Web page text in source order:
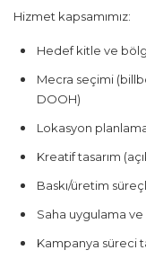
Hizmet kapsamımız:
Hedef kitle ve
Mecra seçimi
DOOH)
Lokasyon
Kreatif tasarım
Baskı/üretim
Saha uygulama
Kampanya süreci